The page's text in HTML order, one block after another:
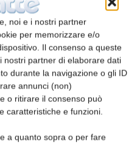
noi e i nostri partner
per memorizzare e/o
Il consenso a queste
nostri partner di elaborare dati
durante la navigazione o gli ID
annunci (non)
o ritirare il consenso può
caratteristiche e funzioni.
a quanto sopra o per fare